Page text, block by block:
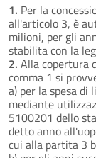
1. Per la
all'articolo 3, è
milioni, per gli
stabilita con la
2. Alla copertura
comma 1 si
a) per la spesa
mediante
5100201 dello
detto anno
cui alla partita 3